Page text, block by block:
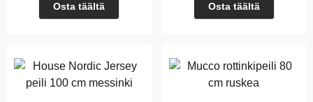
Osta täältä Osta täältä